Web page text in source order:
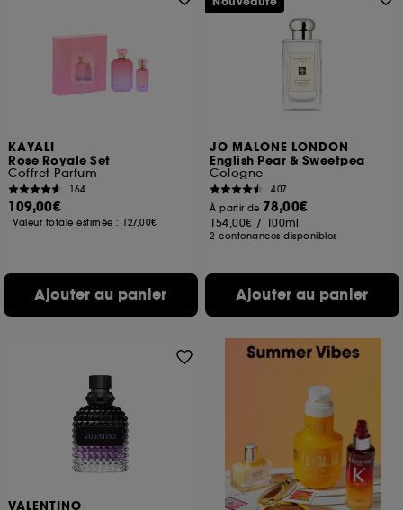
KAYALI
Rose Royale Set
Coffret Parfum
164
109,00€
Valeur totale estimée : 127,00€
Ajouter au panier
JO MALONE LONDON
English Pear & Sweetpea
Cologne
407
À partir de 78,00€
154,00€ / 100ml
2 contenances disponibles
Ajouter au panier
VALENTINO